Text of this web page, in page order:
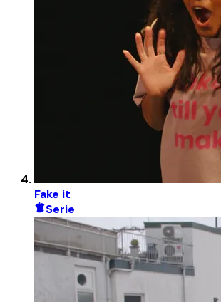
Fake it
Serie